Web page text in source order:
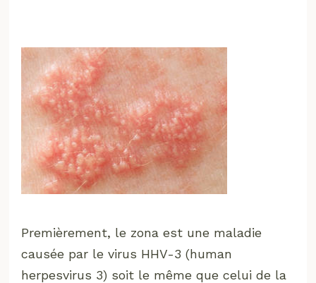
Premièrement, le zona est une maladie
causée par le virus HHV-3 (human
herpesvirus 3) soit le même que celui de la